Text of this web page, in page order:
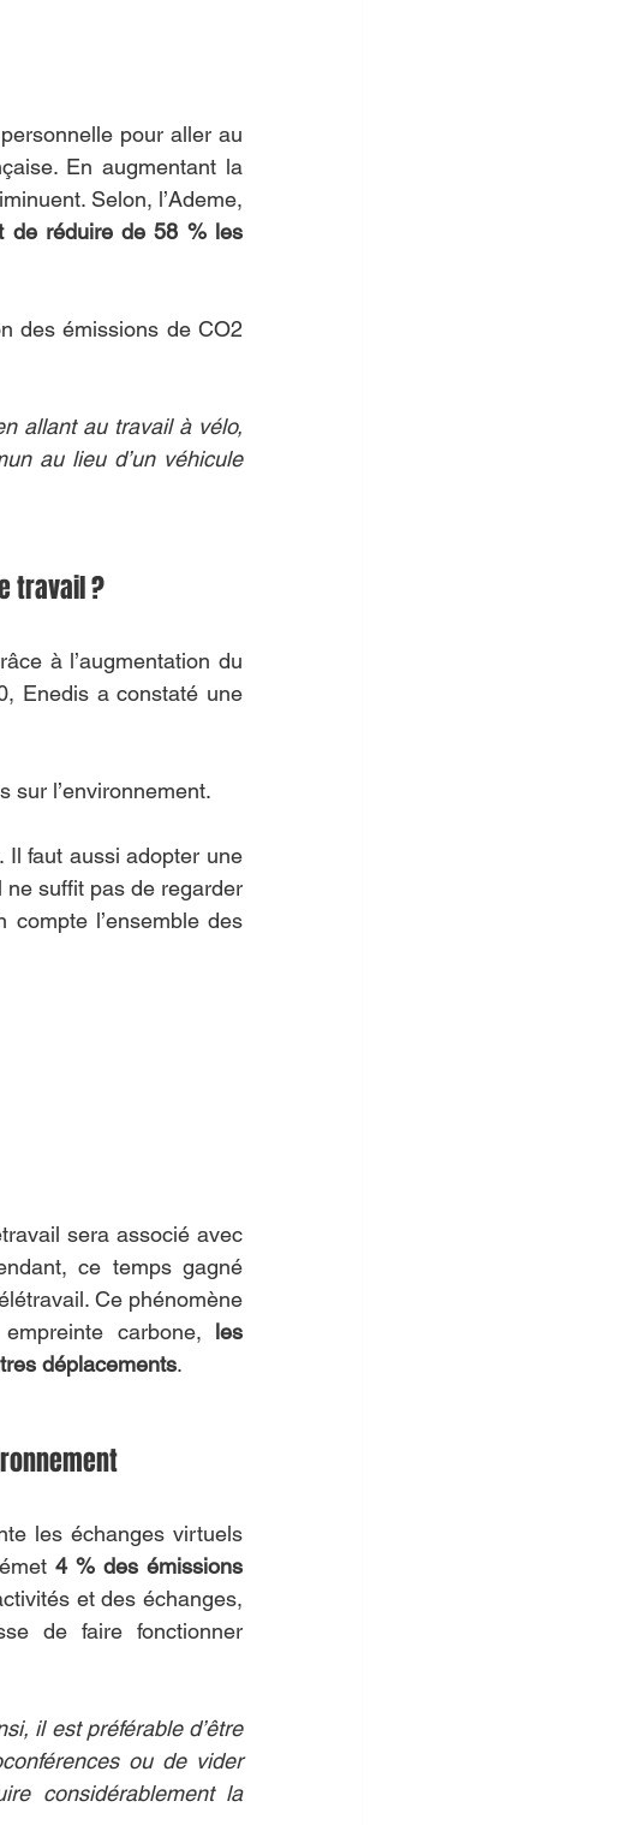
pour aller au
En augmentant la
Selon, l’Ademe,
de réduire de 58 % les
des émissions de CO2
allant au travail à vélo,
au lieu d’un véhicule
travail ?
à l’augmentation du
Enedis a constaté une
sur l’environnement.
Il faut aussi adopter une
ne suffit pas de regarder
l’ensemble des
sera associé avec
ce temps gagné
Ce phénomène
carbone, les
déplacements.
les échanges virtuels
émet 4 % des émissions
et des échanges,
de faire fonctionner
il est préférable d’être
ou de vider
considérablement la